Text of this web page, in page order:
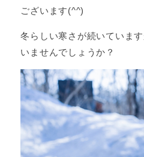
ございます(^^)
冬らしい寒さが続いていま
いませんでしょうか？